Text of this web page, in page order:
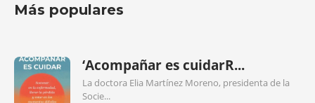
Más populares
‘Acompañar es cuidarR...
La doctora Elia Martínez Moreno, presidenta de la
Socie...